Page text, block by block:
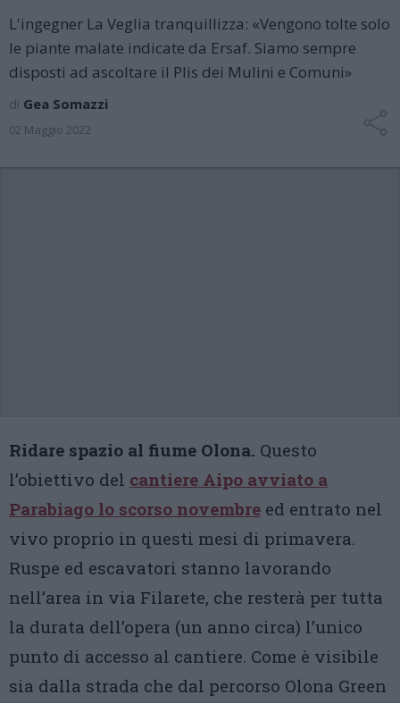
L'ingegner La Veglia tranquillizza: «Vengono tolte solo
le piante malate indicate da Ersaf. Siamo sempre
disposti ad ascoltare il Plis dei Mulini e Comuni»
di Gea Somazzi
02 Maggio 2022
Ridare spazio al fiume Olona. Questo
l’obiettivo del cantiere Aipo avviato a
Parabiago lo scorso novembre ed entrato nel
vivo proprio in questi mesi di primavera.
Ruspe ed escavatori stanno lavorando
nell’area in via Filarete, che resterà per tutta
la durata dell’opera (un anno circa) l’unico
punto di accesso al cantiere. Come è visibile
sia dalla strada che dal percorso Olona Green